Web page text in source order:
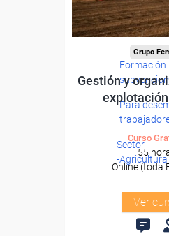
Formación
Para
Sector
-Agricultura
Grupo
Gestión y
Curso
55
Online (toda
Ver